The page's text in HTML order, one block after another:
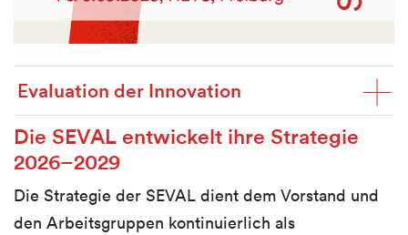
Evaluation der Innovation
Die SEVAL entwickelt ihre Strategie
2026–2029
Die Strategie der SEVAL dient dem Vorstand und
den Arbeitsgruppen kontinuierlich als